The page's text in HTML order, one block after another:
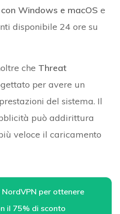
Windows e macOS e
disponibile 24 ore su
che Threat
per avere un
del sistema. Il
può addirittura
veloce il caricamento
per ottenere
il 75% di sconto